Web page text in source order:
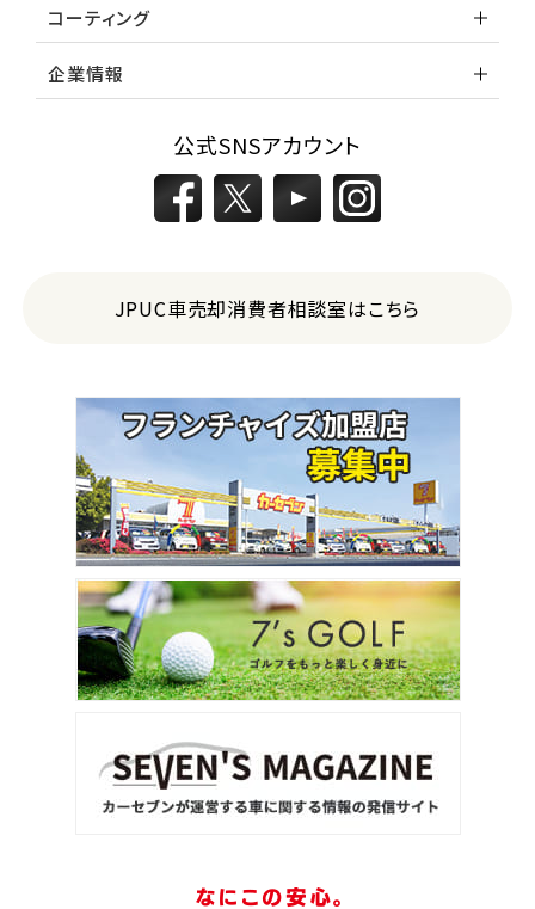
コーティング
企業情報
公式SNSアカウント
JPUC車売却消費者相談室はこちら